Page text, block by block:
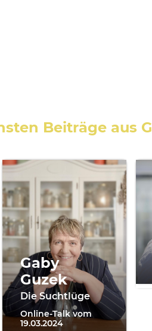
Beiträge aus
Gaby
Guzek
Die Suchtlüge
Online-Talk vom
19.03.2024